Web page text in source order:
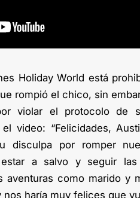
Holiday World está
rompió el chico, sin
violar el protocolo de
video: “Felicidades,
disculpa por romper
a salvo y seguir las
aventuras como marido y
haría muy felices que